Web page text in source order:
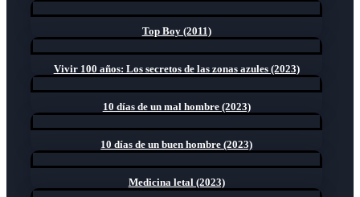
Top Boy (2011)
Vivir 100 años: Los secretos de las zonas azules (2023)
10 días de un mal hombre (2023)
10 días de un buen hombre (2023)
Medicina letal (2023)